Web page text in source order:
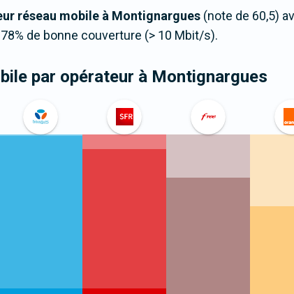
réseau mobile à Montignargues (note de 60,5)
de bonne couverture (> 10 Mbit/s).
par opérateur à Montignargues